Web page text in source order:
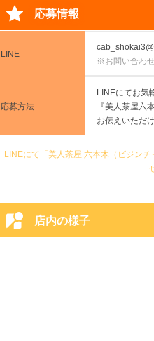
応募情報
LINE
※お問い合わ
応募方法
LINEにてお気
『美人茶屋六
お伝えいただ
LINEにて「美人茶屋 六本木（ビジン
店内の様子